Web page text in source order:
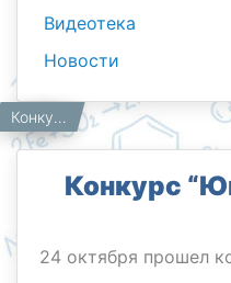
Видеотека
Новости
Главная
Работникам
Новости Конкурс “Юный читатель”
Конкурс
24 октября прошел